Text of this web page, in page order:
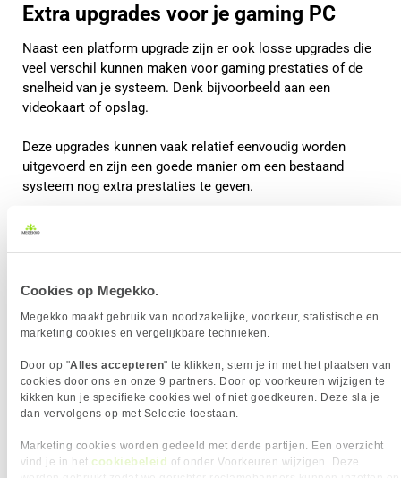
Cookies op Megekko.
Megekko maakt gebruik van noodzakelijke, voorkeur, statistische en
marketing cookies en vergelijkbare technieken.
Door op "Alles accepteren" te klikken, stem je in met het plaatsen van
cookies door ons en onze 9 partners. Door op voorkeuren wijzigen te
kikken kun je specifieke cookies wel of niet goedkeuren. Deze sla je
dan vervolgens op met Selectie toestaan.
Marketing cookies worden gedeeld met derde partijen. Een overzicht
vind je in het cookiebeleid of onder Voorkeuren wijzigen. Deze
Extra upgrades voor je gaming PC
Naast een platform upgrade zijn er ook losse upgrades die
veel verschil kunnen maken voor gaming prestaties of de
snelheid van je systeem. Denk bijvoorbeeld aan een
videokaart of opslag.
Deze upgrades kunnen vaak relatief eenvoudig worden
uitgevoerd en zijn een goede manier om een bestaand
systeem nog extra prestaties te geven.